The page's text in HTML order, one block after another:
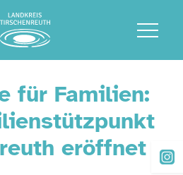
für Familien:
eröffnet